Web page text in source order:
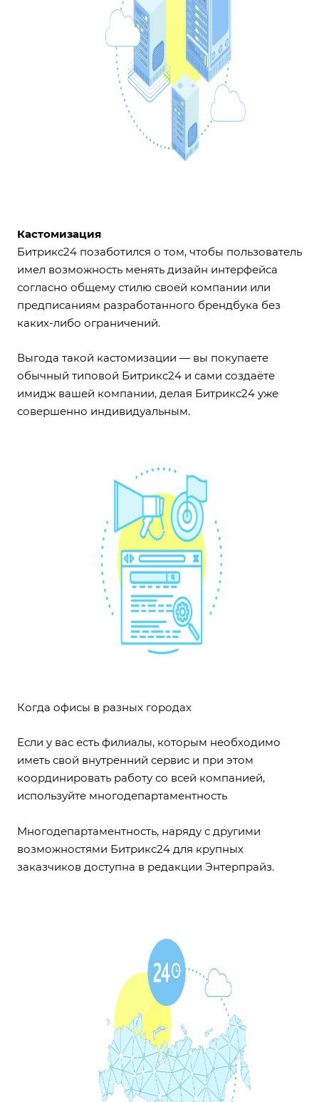
Кастомизация
Битрикс24 позаботился о том, чтобы пользователь
имел возможность менять дизайн интерфейса
согласно общему стилю своей компании или
предписаниям разработанного брендбука без
каких-либо ограничений.
Выгода такой кастомизации — вы покупаете
обычный типовой Битрикс24 и сами создаёте
имидж вашей компании, делая Битрикс24 уже
совершенно индивидуальным.
Когда офисы в разных городах
Если у вас есть филиалы, которым необходимо
иметь свой внутренний сервис и при этом
координировать работу со всей компанией,
используйте многодепартаментность
Многодепартаментность, наряду с другими
возможностями Битрикс24 для крупных
заказчиков доступна в редакции Энтерпрайз.